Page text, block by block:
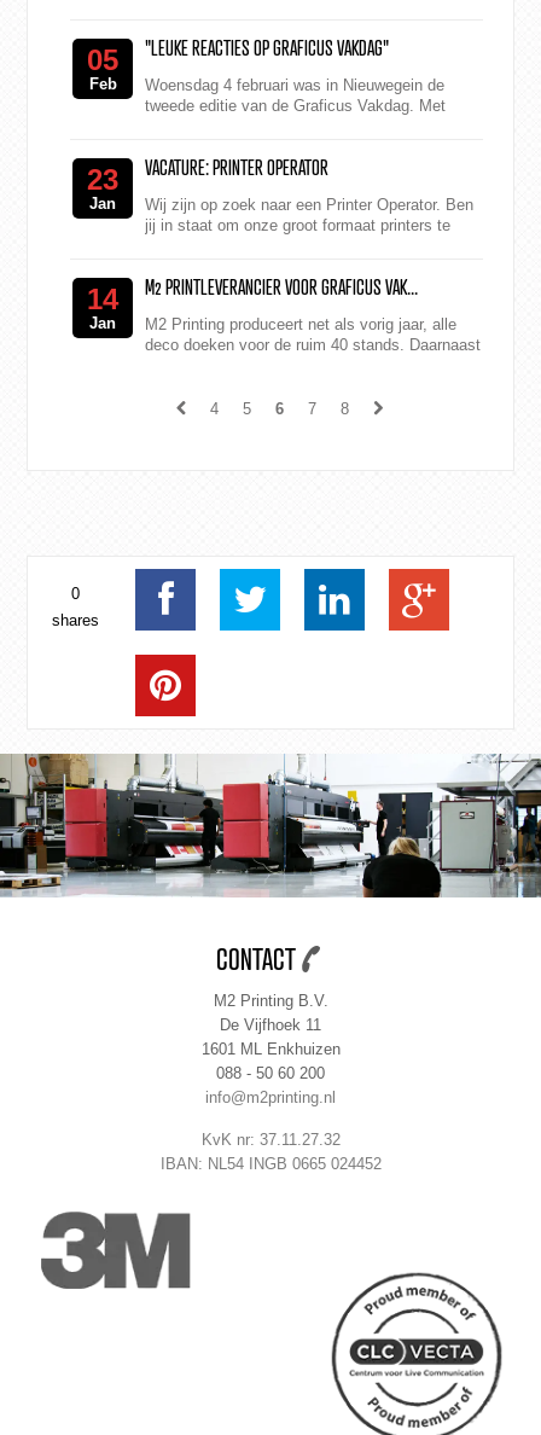
05
Feb
"LEUKE REACTIES OP GRAFICUS VAKDAG"
Woensdag 4 februari was in Nieuwegein de
tweede editie van de Graficus Vakdag. Met
23
Jan
VACATURE: PRINTER OPERATOR
Wij zijn op zoek naar een Printer Operator. Ben
jij in staat om onze groot formaat printers te
14
Jan
M2 PRINTLEVERANCIER VOOR GRAFICUS VAK...
M2 Printing produceert net als vorig jaar, alle
deco doeken voor de ruim 40 stands. Daarnaast
4
5 6 7 8
0
shares
CONTACT
M2 Printing B.V.
De Vijfhoek 11
1601 ML Enkhuizen
088 - 50 60 200
info@m2printing.nl
KvK nr: 37.11.27.32
IBAN: NL54 INGB 0665 024452